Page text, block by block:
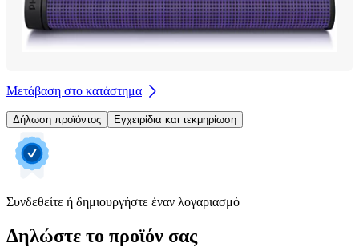
Μετάβαση στο κατάστημα
Δήλωση προϊόντος Εγχειρίδια και τεκμηρίωση
Συνδεθείτε ή δημιουργήστε έναν λογαριασμό
Δηλώστε το προϊόν σας